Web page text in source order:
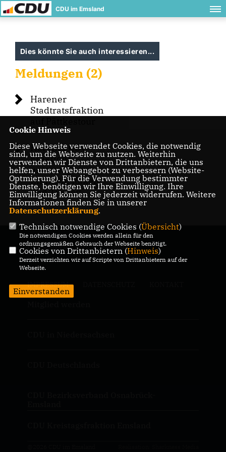
CDU im Emsland
Dies könnte Sie auch interessieren...
Meldungen (2)
Harener
Stadtratsfraktion
Harener CDU-
Fraktion
unterwegs in
Emmeln, Raken
und Tinnen
Homepage der CDU im Emsland
IMPRESSUM
Cookie Hinweis
Diese Webseite verwendet Cookies, die notwendig
sind, um die Webseite zu nutzen. Weiterhin
verwenden wir Dienste von Drittanbietern, die uns
helfen, unser Webangebot zu verbessern (Website-
Optmierung). Für die Verwendung bestimmter
Dienste, benötigen wir Ihre Einwilligung. Ihre
Einwilligung können Sie jederzeit widerrufen. Weitere
Informationen finden Sie in unserer
Datenschutzerklärung.
Technisch notwendige Cookies (Übersicht)
Die notwendigen Cookies werden allein für den
ordnungsgemäßen Gebrauch der Webseite benötigt.
Cookies von Drittanbietern (Hinweis)
Derzeit verzichten wir auf Scripte von Drittanbietern auf der
Webseite.
Einverstanden